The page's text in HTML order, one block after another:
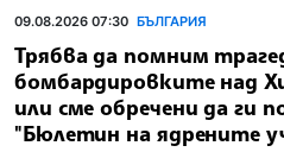
09.08.2026 07:30 БЪЛГАРИЯ
Трябва да помним
бомбардировките над
или сме обречени да ги
"Бюлетин на ядрените